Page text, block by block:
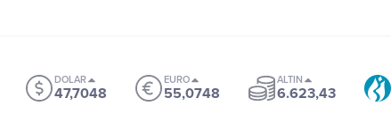
DOLAR
47,7048
EURO
55,0748
ALTIN
6.623,43